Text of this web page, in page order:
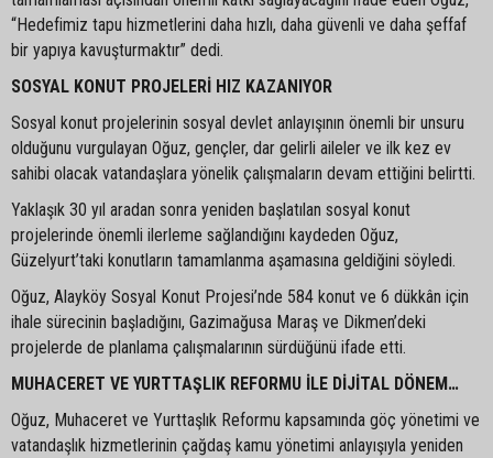
“Hedefimiz tapu hizmetlerini daha hızlı, daha güvenli ve daha şeffaf
bir yapıya kavuşturmaktır” dedi.
SOSYAL KONUT PROJELERİ HIZ KAZANIYOR
Sosyal konut projelerinin sosyal devlet anlayışının önemli bir unsuru
olduğunu vurgulayan Oğuz, gençler, dar gelirli aileler ve ilk kez ev
sahibi olacak vatandaşlara yönelik çalışmaların devam ettiğini belirtti.
Yaklaşık 30 yıl aradan sonra yeniden başlatılan sosyal konut
projelerinde önemli ilerleme sağlandığını kaydeden Oğuz,
Güzelyurt’taki konutların tamamlanma aşamasına geldiğini söyledi.
Oğuz, Alayköy Sosyal Konut Projesi’nde 584 konut ve 6 dükkân için
ihale sürecinin başladığını, Gazimağusa Maraş ve Dikmen’deki
projelerde de planlama çalışmalarının sürdüğünü ifade etti.
MUHACERET VE YURTTAŞLIK REFORMU İLE DİJİTAL DÖNEM…
Oğuz, Muhaceret ve Yurttaşlık Reformu kapsamında göç yönetimi ve
vatandaşlık hizmetlerinin çağdaş kamu yönetimi anlayışıyla yeniden